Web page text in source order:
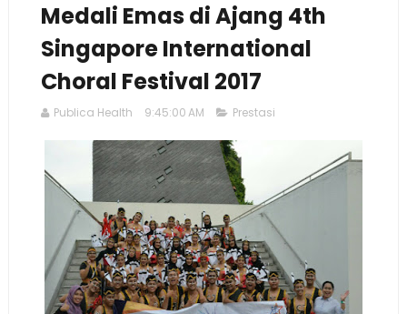
Medali Emas di Ajang 4th
Singapore International
Choral Festival 2017
Publica Health 9:45:00 AM Prestasi